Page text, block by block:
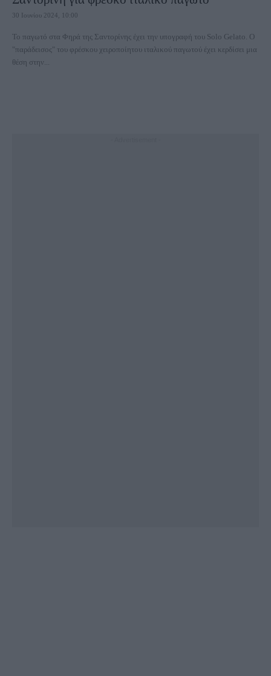
30 Ιουνίου 2024, 10:00
Το παγωτό στα Φηρά της Σαντορίνης έχει την υπογραφή του Solo Gelato. Ο
"παράδεισος" του φρέσκου χειροποίητου ιταλικού παγωτού έχει κερδίσει μια
θέση στην...